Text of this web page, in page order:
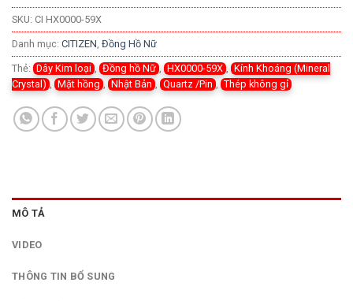
SKU: CI HX0000-59X
Danh mục: CITIZEN Đồng Hồ Nữ
Thẻ: Dây Kim loại Đồng hồ Nữ HX0000-59X
Kính Khoáng (Mineral
Crystal)
Mặt hồng Nhật Bản Quartz /Pin Thép không gỉ
MÔ TẢ
VIDEO
THÔNG TIN BỔ SUNG